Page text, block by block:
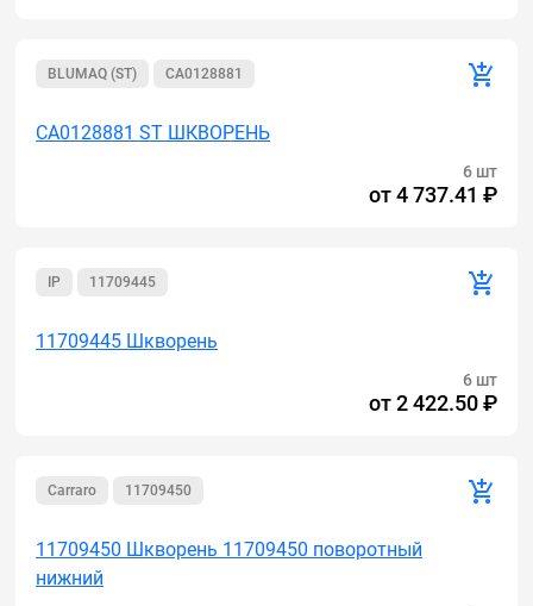
BLUMAQ (ST) CA0128881
CA0128881 ST ШКВОРЕНЬ
6 шт
от4 737.41 ₽
IP 11709445
11709445 Шкворень
6 шт
от2 422.50 ₽
Carraro 11709450
11709450 Шкворень 11709450 поворотный
нижний